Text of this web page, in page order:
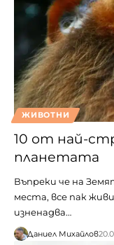
ЖИВОТНИ
10 от най-
планетата
Въпреки че на
места, все пак
изненадва…
Даниел Михайлов